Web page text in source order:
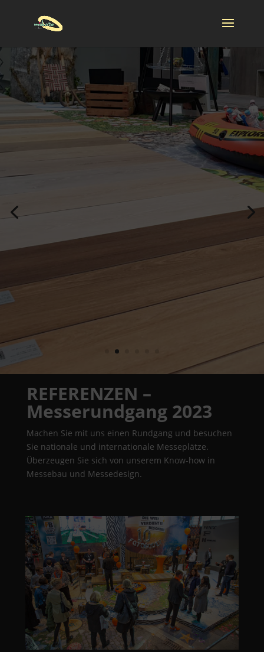
Düsseldorf
REFERENZEN –
Messerundgang 2023
Machen Sie mit uns einen Rundgang und besuchen
Sie nationale und internationale Messeplätze.
Überzeugen Sie sich von unserem Know-how in
Messebau und Messedesign.